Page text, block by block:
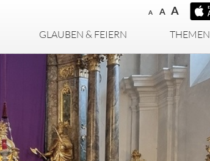
A A A
GLAUBEN & FEIERN THEMEN